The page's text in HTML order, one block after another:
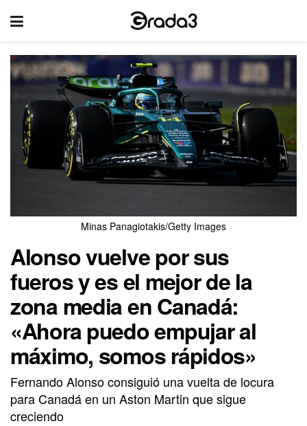
Minas Panagiotakis/Getty Images
Alonso vuelve por sus
fueros y es el mejor de la
zona media en Canadá:
«Ahora puedo empujar al
máximo, somos rápidos»
Fernando Alonso consiguió una vuelta de locura
para Canadá en un Aston Martin que sigue
creciendo